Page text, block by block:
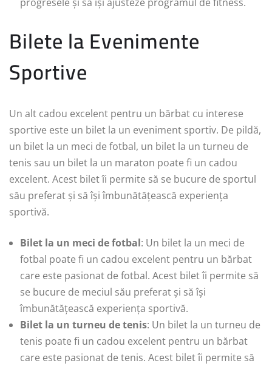
Bilete la Evenimente
Sportive
Un alt cadou excelent pentru un bărbat cu interese
sportive este un bilet la un eveniment sportiv. De pildă,
un bilet la un meci de fotbal, un bilet la un turneu de
tenis sau un bilet la un maraton poate fi un cadou
excelent. Acest bilet îi permite să se bucure de sportul
său preferat și să își îmbunătățească experiența
sportivă.
Bilet la un meci de fotbal: Un bilet la un meci de
fotbal poate fi un cadou excelent pentru un bărbat
care este pasionat de fotbal. Acest bilet îi permite să
se bucure de meciul său preferat și să își
îmbunătățească experiența sportivă.
Bilet la un turneu de tenis: Un bilet la un turneu de
tenis poate fi un cadou excelent pentru un bărbat
care este pasionat de tenis. Acest bilet îi permite să